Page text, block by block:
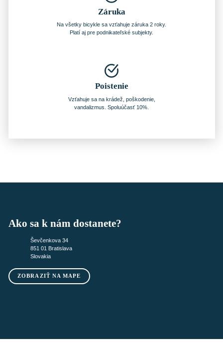
Záruka
Na všetky bicykle sa vzťahuje záruka 2 roky.
Platí aj pre podnikateľské subjekty.
Poistenie
Vzťahuje sa na krádež, poškodenie,
vandalizmus. Spoluúčasť 10%.
Ako sa k nám dostanete?
Ševčenkova 34
851 01 Bratislava
Slovakia
ZOBRAZIŤ NA MAPE